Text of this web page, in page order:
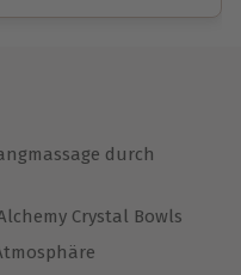
einlösbar.
durch
Crystal Bowls